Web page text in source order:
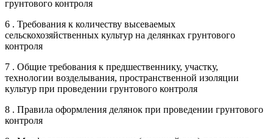
грунтового контроля
6 . Требования к количеству высеваемых
сельскохозяйственных культур на делянках грунтового
контроля
7 . Общие требования к предшественнику, участку,
технологии возделывания, пространственной изоляции
культур при проведении грунтового контроля
8 . Правила оформления делянок при проведении грунтового
контроля